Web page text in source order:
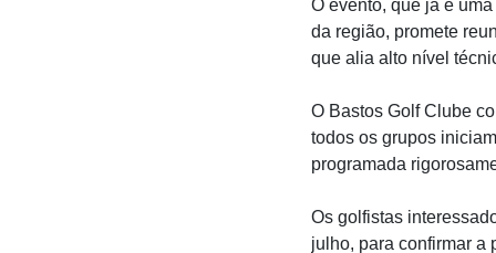
O evento, que já é
da região, promete
que alia alto nível
O Bastos Golf Clube
todos os grupos
programada
Os golfistas
julho, para confirmar a